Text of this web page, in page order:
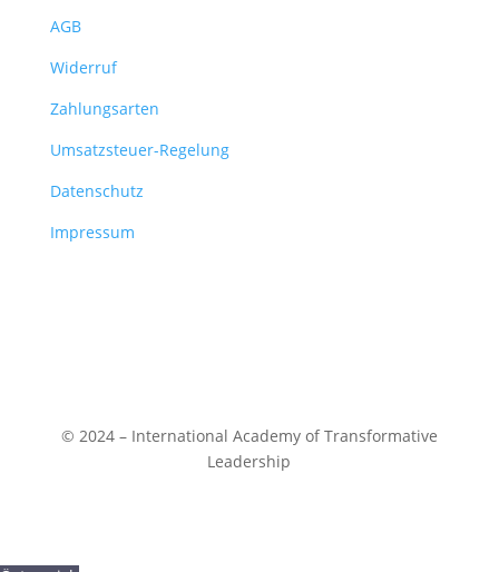
AGB
Widerruf
Zahlungsarten
Umsatzsteuer-Regelung
Datenschutz
Impressum
© 2024 – International Academy of Transformative
Leadership